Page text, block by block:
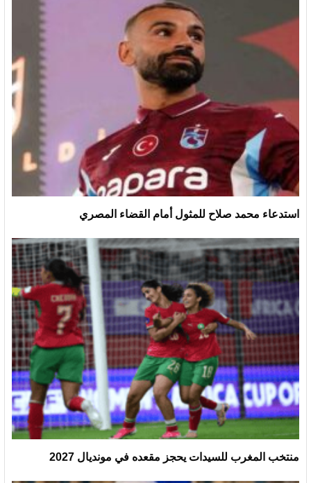
استدعاء محمد صلاح للمثول أمام القضاء المصري
منتخب المغرب للسيدات يحجز مقعده في مونديال 2027